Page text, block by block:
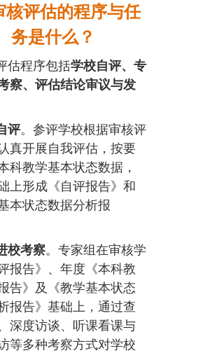
核评估的程序与任
务是什么？
估程序包括学校自评、专
察、评估结论审议与发
评。参评学校根据审核评
真开展自我评估，按要
科教学基本状态数据，
上形成《自评报告》和
本状态数据分析报
校考察。专家组在审核学
报告》、年度《本科教
告》及《教学基本状态
报告》基础上，通过查
深度访谈、听课看课与
等多种考察方式对学校